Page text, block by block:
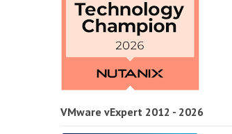
VMware vExpert 2012 - 2026